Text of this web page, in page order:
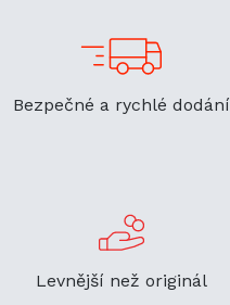
Bezpečné a rychlé dodání
Levnější než originál